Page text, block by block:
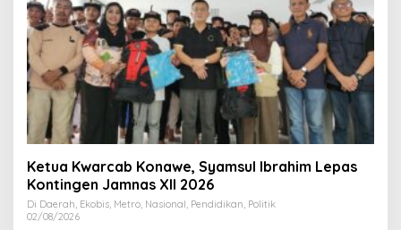
Ketua Kwarcab Konawe, Syamsul Ibrahim Lepas
Kontingen Jamnas XII 2026
Di Daerah, Ekobis, Metro, Nasional, Pendidikan, Politik
02/08/2026